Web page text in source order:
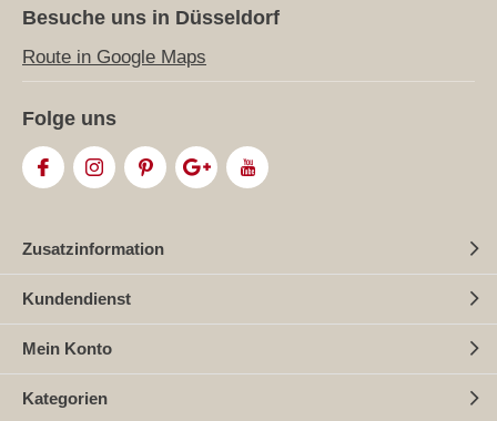
Besuche uns in Düsseldorf
Route in Google Maps
Folge uns
Zusatzinformation
Kundendienst
Mein Konto
Kategorien